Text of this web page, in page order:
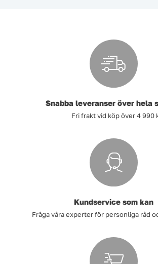
Snabba leveranser över hela
Fri frakt vid köp över 4 990
Kundservice som kan
Fråga våra experter för personliga råd